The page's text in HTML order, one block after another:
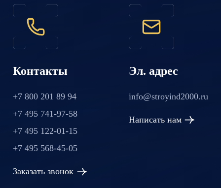
Контакты
+7 800 201 89 94
+7 495 741-97-58
+7 495 122-01-15
+7 495 568-45-05
Заказать звонок
Эл. адрес
info@stroyind2000.ru
Написать нам